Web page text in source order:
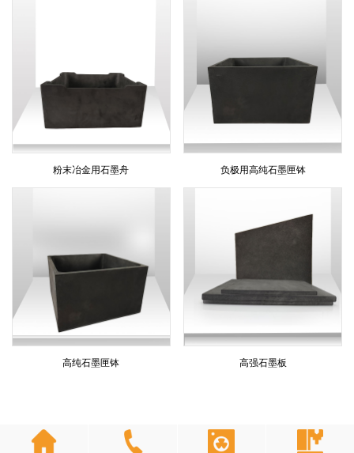
粉末冶金用石墨舟 负极用高纯石墨匣钵
高纯石墨匣钵 高强石墨板